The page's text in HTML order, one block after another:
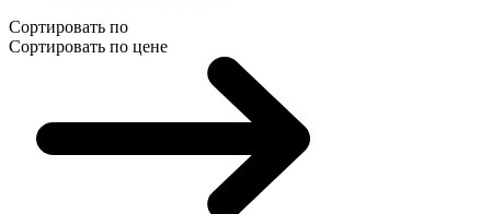
Сортировать по
Сортировать по цене